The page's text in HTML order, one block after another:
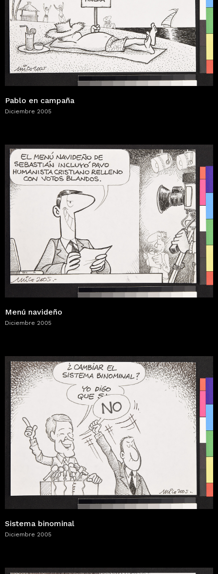
Pablo en campaña
Diciembre 2005
Menú navideño
Diciembre 2005
Sistema binominal
Diciembre 2005